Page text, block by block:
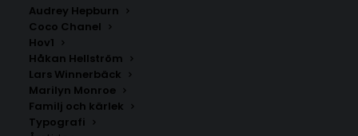
Audrey Hepburn
Coco Chanel
Hov1
Håkan Hellström
Lars Winnerbäck
Marilyn Monroe
Familj och kärlek
Typografi